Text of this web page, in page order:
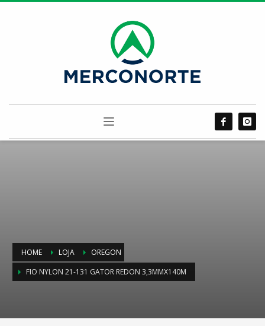
HOME LOJA
OREGON
FIO NYLON 21-131 GATOR REDON 3,3MMX140M